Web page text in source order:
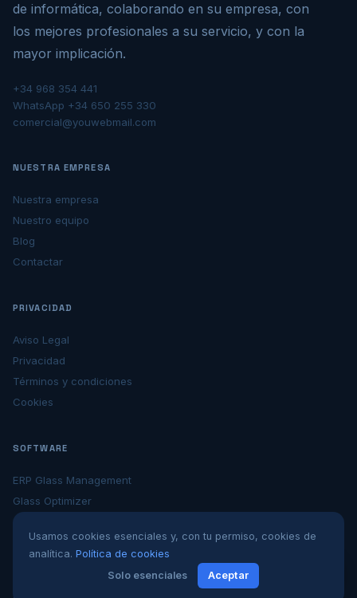
de informática, colaborando en su empresa, con
los mejores profesionales a su servicio, y con la
mayor implicación.
+34 968 354 441
WhatsApp +34 650 255 330
comercial@youwebmail.com
NUESTRA EMPRESA
Nuestra empresa
Nuestro equipo
Blog
Contactar
PRIVACIDAD
Aviso Legal
Privacidad
Términos y condiciones
Cookies
SOFTWARE
ERP Glass Management
Glass Optimizer
Glass Logistic
Presence Control
Usamos cookies esenciales y, con tu permiso, cookies de
analítica. Política de cookies
Solo esenciales
Aceptar